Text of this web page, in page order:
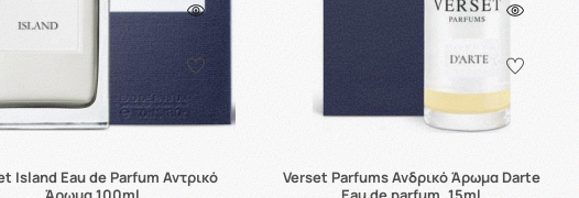
Island Eau de Parfum Αντρικό
Verset Parfums Ανδρικό Άρωμα Darte